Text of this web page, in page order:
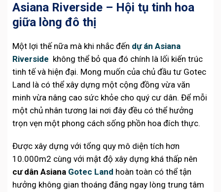
Asiana Riverside – Hội tụ tinh hoa
giữa lòng đô thị
Một lợi thế nữa mà khi nhắc đến dự án Asiana
Riverside không thể bỏ qua đó chính là lối kiến trúc
tinh tế và hiện đại. Mong muốn của chủ đầu tư Gotec
Land là có thể xây dựng một cộng đồng vừa văn
minh vừa nâng cao sức khỏe cho quý cư dân. Để mỗi
một chủ nhân tương lai nơi đây đều có thể hưởng
trọn vẹn một phong cách sống phồn hoa đích thực.
Được xây dựng với tổng quy mô diện tích hơn
10.000m2 cùng với mật độ xây dựng khá thấp nên
cư dân Asiana Gotec Land hoàn toàn có thể tận
hưởng không gian thoáng đãng ngay lòng trung tâm